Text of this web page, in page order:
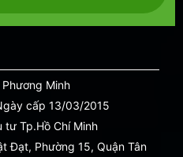
Minh
cấp 13/03/2015
tư Tp.Hồ Chí Minh
Đạt, Phường 15, Quận Tân